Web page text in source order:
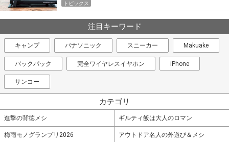
トピックス
注目キーワード
キャンプ パナソニック スニーカー Makuake
バックパック 完全ワイヤレスイヤホン iPhone
サンコー
カテゴリ
進撃の背徳メシ ギルティ飯は大人のロマン
梅雨モノグランプリ2026 アウトドア名人の外遊び＆メシ